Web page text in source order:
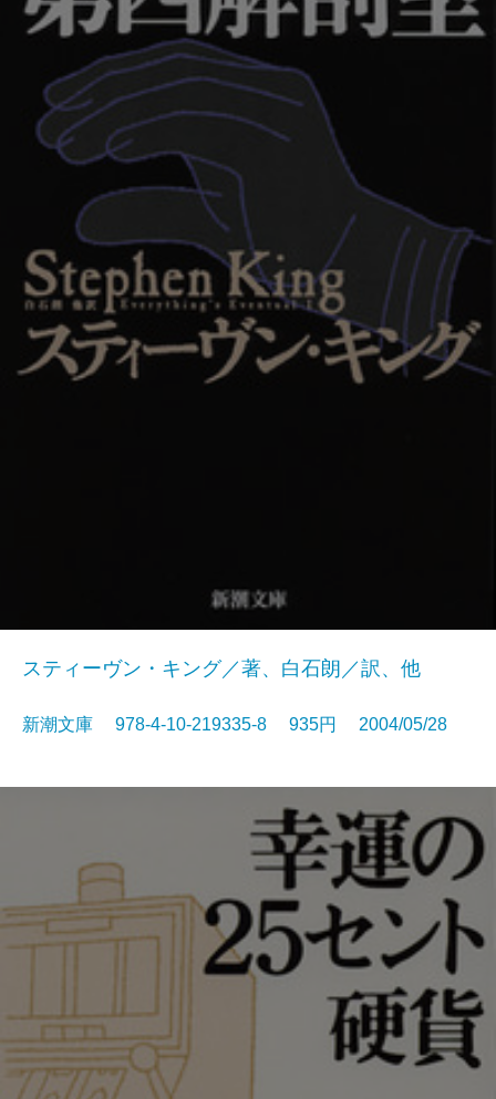
スティーヴン・キング／著、白石朗／訳、他
新潮文庫 978-4-10-219335-8 935円 2004/05/28